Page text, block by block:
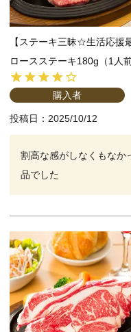
【ステーキ三昧☆生活応援
ロースステーキ180g（1人前
購入者
投稿日 2025/10/12
割高な感がしなくもなか
品でした